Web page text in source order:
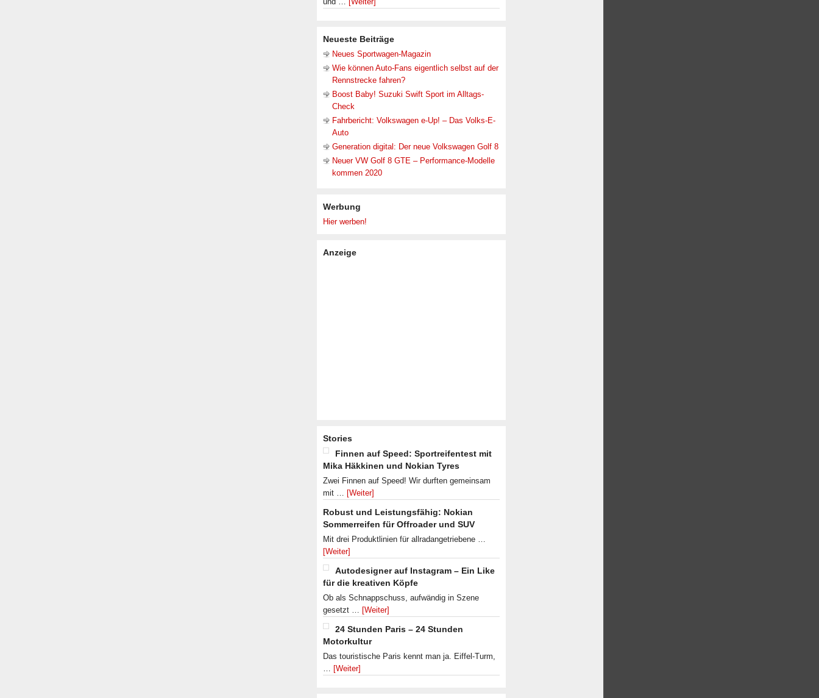
Neueste Beiträge
Neues Sportwagen-Magazin
Wie können Auto-Fans eigentlich selbst auf der
Rennstrecke fahren?
Boost Baby! Suzuki Swift Sport im Alltags-
Check
Fahrbericht: Volkswagen e-Up! – Das Volks-E-
Auto
Generation digital: Der neue Volkswagen Golf 8
Neuer VW Golf 8 GTE – Performance-Modelle
kommen 2020
Werbung
Hier werben!
Anzeige
Stories
Finnen auf Speed: Sportreifentest mit
Mika Häkkinen und Nokian Tyres
Zwei Finnen auf Speed! Wir durften gemeinsam
mit … [Weiter]
Robust und Leistungsfähig: Nokian
Sommerreifen für Offroader und SUV
Mit drei Produktlinien für allradangetriebene …
[Weiter]
Autodesigner auf Instagram – Ein Like
für die kreativen Köpfe
Ob als Schnappschuss, aufwändig in Szene
gesetzt … [Weiter]
24 Stunden Paris – 24 Stunden
Motorkultur
Das touristische Paris kennt man ja. Eiffel-Turm,
… [Weiter]